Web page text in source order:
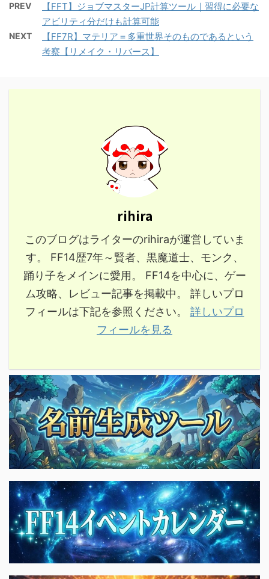
PREV
【FFT】ジョブマスターJP計算ツール｜習得に必要な
アビリティ分だけも計算可能
NEXT
【FF7R】マテリア＝多重世界そのものであるという
考察【リメイク・リバース】
rihira
このブログはライターのrihiraが運営していま
す。 FF14歴7年～賢者、黒魔道士、モンク、
踊り子をメインに愛用。 FF14を中心に、ゲー
ム攻略、レビュー記事を掲載中。 詳しいプロ
フィールは下記を参照ください。 詳しいプロ
フィールを見る